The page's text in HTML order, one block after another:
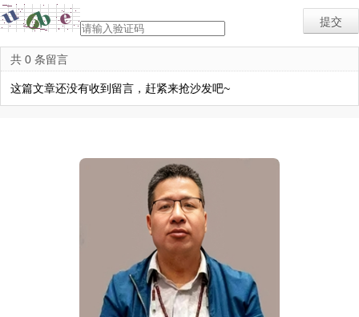
共 0 条留言
这篇文章还没有收到留言，赶紧来抢沙发吧~